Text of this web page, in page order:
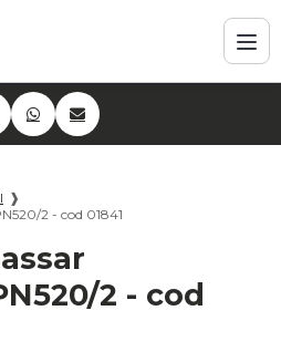
❱
2 - cod 01841
2 - cod